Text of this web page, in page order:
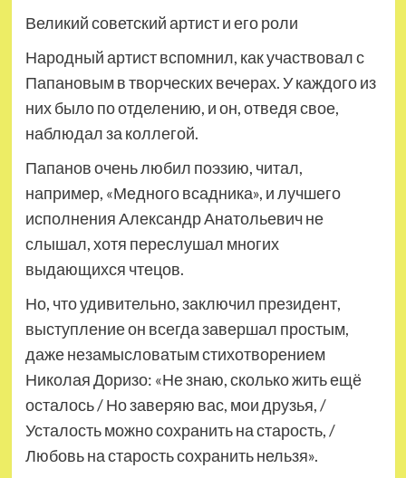
Великий советский артист и его роли
Народный артист вспомнил, как участвовал с
Папановым в творческих вечерах. У каждого из
них было по отделению, и он, отведя свое,
наблюдал за коллегой.
Папанов очень любил поэзию, читал,
например, «Медного всадника», и лучшего
исполнения Александр Анатольевич не
слышал, хотя переслушал многих
выдающихся чтецов.
Но, что удивительно, заключил президент,
выступление он всегда завершал простым,
даже незамысловатым стихотворением
Николая Доризо: «Не знаю, сколько жить ещё
осталось / Но заверяю вас, мои друзья, /
Усталость можно сохранить на старость, /
Любовь на старость сохранить нельзя».